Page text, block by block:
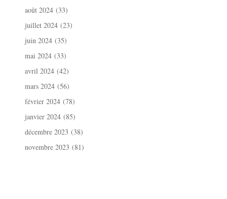
août 2024 (33)
juillet 2024 (23)
juin 2024 (35)
mai 2024 (33)
avril 2024 (42)
mars 2024 (56)
février 2024 (78)
janvier 2024 (85)
décembre 2023 (38)
novembre 2023 (81)